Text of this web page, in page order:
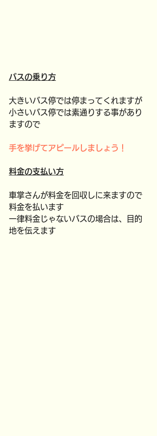
バスの乗り方
大きいバス停では停まってくれますが
小さいバス停では素通りする事があり
ますので
手を挙げてアピールしましょう！
料金の支払い方
車掌さんが料金を回収しに来ますので
料金を払います
一律料金じゃないバスの場合は、目的
地を伝えます